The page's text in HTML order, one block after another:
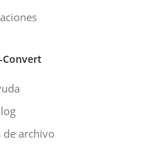
de archivo